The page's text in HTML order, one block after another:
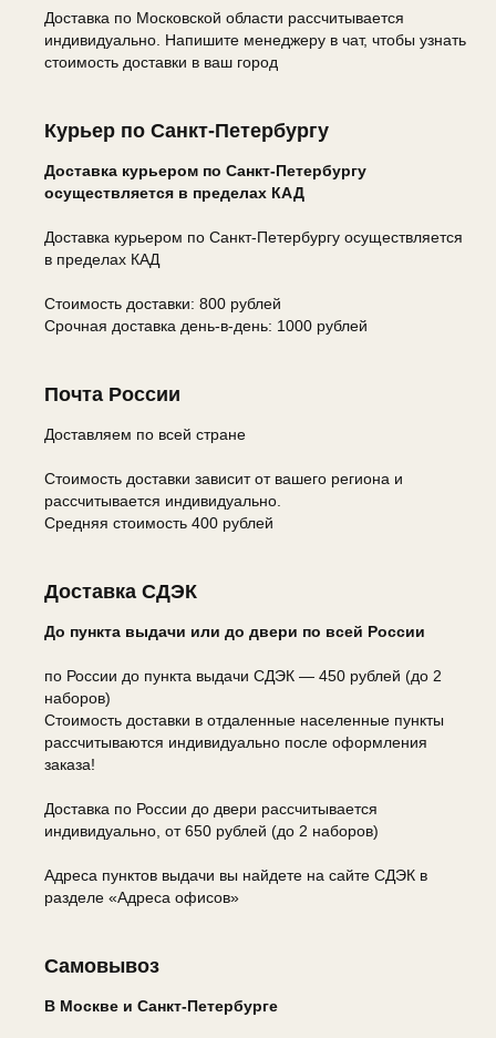
Доставка по Московской области рассчитывается
индивидуально. Напишите менеджеру в чат, чтобы узнать
стоимость доставки в ваш город
Курьер по Санкт-Петербургу
Доставка курьером по Санкт-Петербургу
осуществляется в пределах КАД
Доставка курьером по Санкт-Петербургу осуществляется
в пределах КАД
Стоимость доставки: 800 рублей
Срочная доставка день-в-день: 1000 рублей
Почта России
Доставляем по всей стране
Стоимость доставки зависит от вашего региона и
рассчитывается индивидуально.
Средняя стоимость 400 рублей
Доставка СДЭК
До пункта выдачи или до двери по всей России
по России до пункта выдачи СДЭК — 450 рублей (до 2
наборов)
Стоимость доставки в отдаленные населенные пункты
рассчитываются индивидуально после оформления
заказа!
Доставка по России до двери рассчитывается
индивидуально, от 650 рублей (до 2 наборов)
Адреса пунктов выдачи вы найдете на сайте СДЭК в
разделе «Адреса офисов»
Самовывоз
В Москве и Санкт-Петербурге